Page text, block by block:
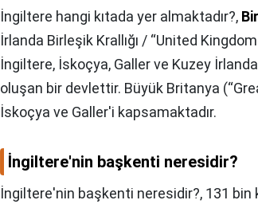
İngiltere hangi kıtada yer almaktadır?,
İrlanda Birleşik Krallığı / “United
İngiltere, İskoçya, Galler ve Kuzey
oluşan bir devlettir. Büyük Britanya
İskoçya ve Galler'i kapsamaktadır.
İngiltere'nin başkenti neresidir?
İngiltere'nin başkenti neresidir?, 131 bin